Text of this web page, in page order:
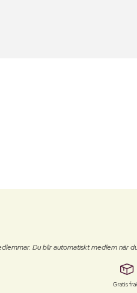
Du blir automatiskt medlem när
Gratis